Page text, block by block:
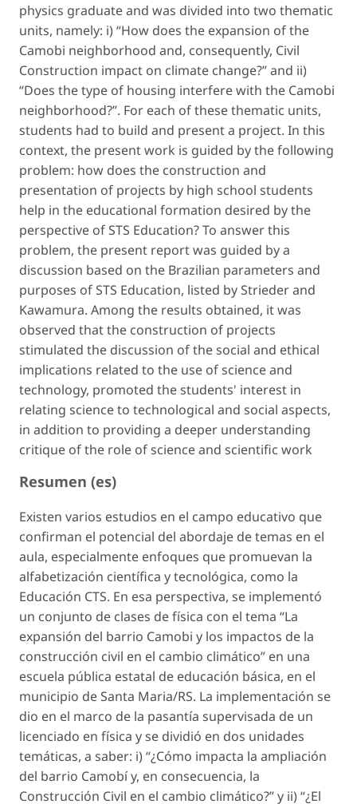
physics graduate and was divided into two thematic
units, namely: i) “How does the expansion of the
Camobi neighborhood and, consequently, Civil
Construction impact on climate change?” and ii)
“Does the type of housing interfere with the Camobi
neighborhood?”. For each of these thematic units,
students had to build and present a project. In this
context, the present work is guided by the following
problem: how does the construction and
presentation of projects by high school students
help in the educational formation desired by the
perspective of STS Education? To answer this
problem, the present report was guided by a
discussion based on the Brazilian parameters and
purposes of STS Education, listed by Strieder and
Kawamura. Among the results obtained, it was
observed that the construction of projects
stimulated the discussion of the social and ethical
implications related to the use of science and
technology, promoted the students' interest in
relating science to technological and social aspects,
in addition to providing a deeper understanding
critique of the role of science and scientific work
Resumen (es)
Existen varios estudios en el campo educativo que
confirman el potencial del abordaje de temas en el
aula, especialmente enfoques que promuevan la
alfabetización científica y tecnológica, como la
Educación CTS. En esa perspectiva, se implementó
un conjunto de clases de física con el tema “La
expansión del barrio Camobi y los impactos de la
construcción civil en el cambio climático” en una
escuela pública estatal de educación básica, en el
municipio de Santa Maria/RS. La implementación se
dio en el marco de la pasantía supervisada de un
licenciado en física y se dividió en dos unidades
temáticas, a saber: i) “¿Cómo impacta la ampliación
del barrio Camobí y, en consecuencia, la
Construcción Civil en el cambio climático?” y ii) “¿El